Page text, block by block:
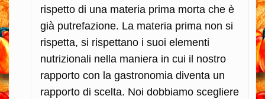
rispetto di una materia prima morta che è
già putrefazione. La materia prima non si
rispetta, si rispettano i suoi elementi
nutrizionali nella maniera in cui il nostro
rapporto con la gastronomia diventa un
rapporto di scelta. Noi dobbiamo scegliere